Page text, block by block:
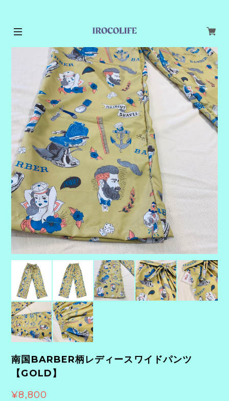
南国BARBER柄レディースワイドパンツ
【GOLD】
¥8,800